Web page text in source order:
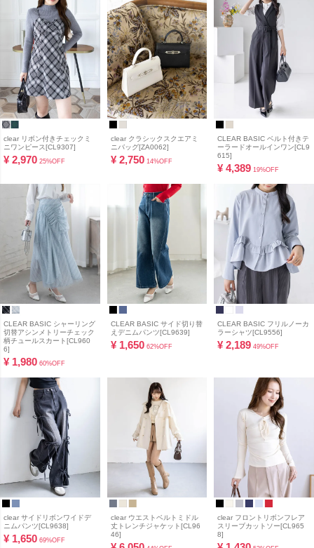
clear リボン付きチェックミ
ニワンピース[CL9307]
¥ 2,970 25%OFF
clear クラシックスクエアミ
ニバッグ[ZA0062]
¥ 2,750 14%OFF
CLEAR BASIC ベルト付きテ
ーラードオールインワン[CL9
615]
¥ 4,389 19%OFF
CLEAR BASIC シャーリング
切替アシンメトリーチェック
柄チュールスカート[CL960
6]
¥ 1,980 60%OFF
CLEAR BASIC サイド切り替
えデニムパンツ[CL9639]
¥ 1,650 62%OFF
CLEAR BASIC フリルノーカ
ラーシャツ[CL9556]
¥ 2,189 49%OFF
clear サイドリボンワイドデ
ニムパンツ[CL9638]
¥ 1,650 69%OFF
clear ウエストベルトミドル
丈トレンチジャケット[CL96
46]
clear フロントリボンフレア
スリーブカットソー[CL965
8]